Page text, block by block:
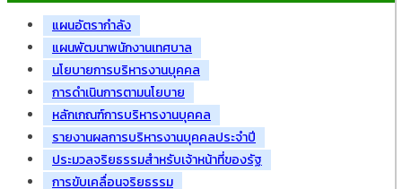
แผนอัตรากำลัง
แผนพัฒนาพนักงานเทศบาล
นโยบายการบริหารงานบุคคล
การดำเนินการตามนโยบาย
หลักเกณฑ์การบริหารงานบุคคล
รายงานผลการบริหารงานบุคคลประจำปี
ประมวลจริยธรรมสำหรับเจ้าหน้าที่ของรัฐ
การขับเคลื่อนจริยธรรม